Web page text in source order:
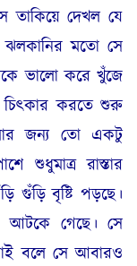
তাকিয়ে দেখল যে
ঝলকানির মতো সে
ভালো করে খুঁজে
চিৎকার করতে শুরু
জন্য তো একটু
শুধুমাত্র রাস্তার
গুঁড়ি বৃষ্টি পড়ছে।
আটকে গেছে। সে
বলে সে আবারও